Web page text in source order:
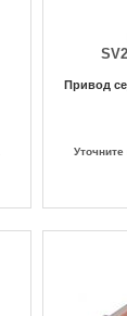
Привод